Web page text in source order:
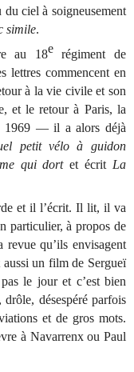
du ciel à soigneusement
simile.
au 18erégiment de
lettres commencent en
à la vie civile et son
et le retour à Paris, la
1969 — il a alors déjà
petit vélo à guidon
qui dortet écrit La
et il l’écrit. Il lit, il va
particulier, à propos de
revue qu’ils envisagent
un film de Sergueï
le jour et c’est bien
désespéré parfois
et de gros mots.
à Navarrenx ou Paul